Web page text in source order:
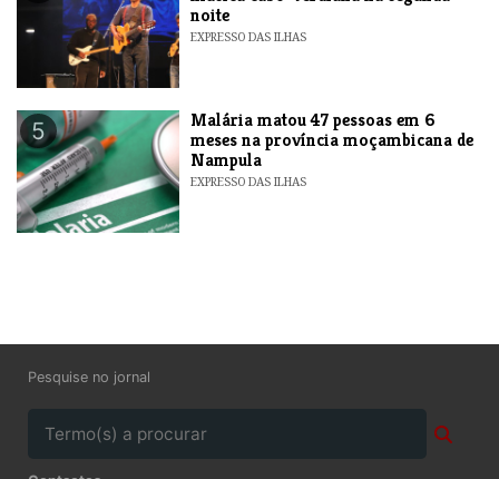
noite
EXPRESSO DAS ILHAS
5
​Malária matou 47 pessoas em 6
meses na província moçambicana de
Nampula
EXPRESSO DAS ILHAS
Pesquise no jornal